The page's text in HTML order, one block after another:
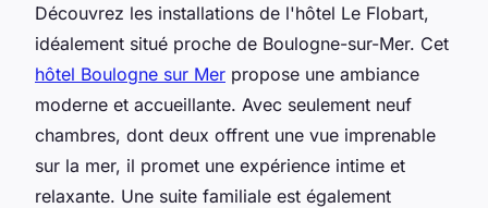
Découvrez les installations de l'hôtel Le Flobart,
idéalement situé proche de Boulogne-sur-Mer. Cet
hôtel Boulogne sur Mer propose une ambiance
moderne et accueillante. Avec seulement neuf
chambres, dont deux offrent une vue imprenable
sur la mer, il promet une expérience intime et
relaxante. Une suite familiale est également